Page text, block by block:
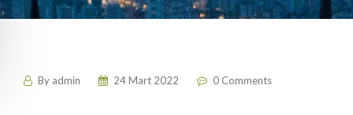
By admin 24 Mart 2022 0 Comments